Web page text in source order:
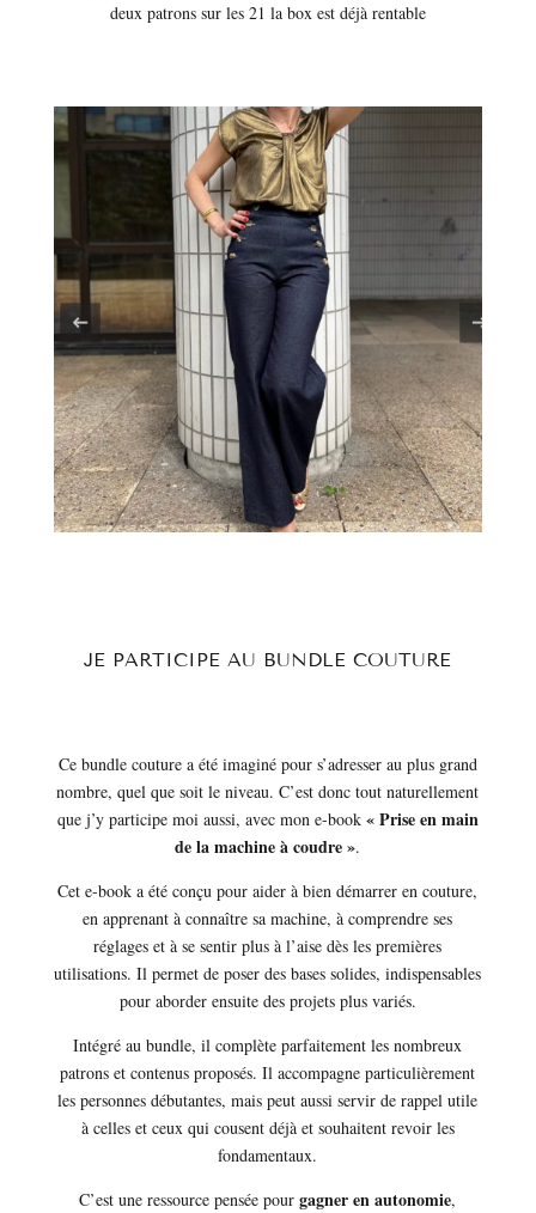
deux patrons sur les 21 la box est déjà rentable
JE PARTICIPE AU BUNDLE COUTURE
Ce bundle couture a été imaginé pour s’adresser au plus grand
nombre, quel que soit le niveau. C’est donc tout naturellement
que j’y participe moi aussi, avec mon e-book « Prise en main
de la machine à coudre ».
Cet e-book a été conçu pour aider à bien démarrer en couture,
en apprenant à connaître sa machine, à comprendre ses
réglages et à se sentir plus à l’aise dès les premières
utilisations. Il permet de poser des bases solides, indispensables
pour aborder ensuite des projets plus variés.
Intégré au bundle, il complète parfaitement les nombreux
patrons et contenus proposés. Il accompagne particulièrement
les personnes débutantes, mais peut aussi servir de rappel utile
à celles et ceux qui cousent déjà et souhaitent revoir les
fondamentaux.
C’est une ressource pensée pourgagner en autonomie,